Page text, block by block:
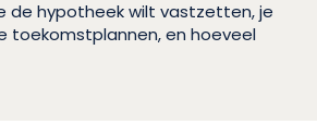
de hypotheek wilt vastzetten, je
toekomstplannen, en hoeveel